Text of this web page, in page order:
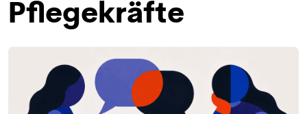
Pflegekräfte